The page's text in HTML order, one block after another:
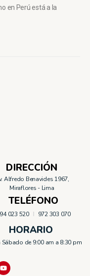
en Perú está a la
DIRECCIÓN
Alfredo Benavides 1967,
Miraflores - Lima
TELÉFONO
023 520 972 303 070
HORARIO
Sábado de 9:00 am a 8:30 pm